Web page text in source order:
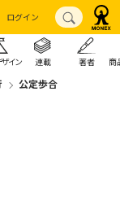
ログイン
イン 連載 著者 商
公定歩合